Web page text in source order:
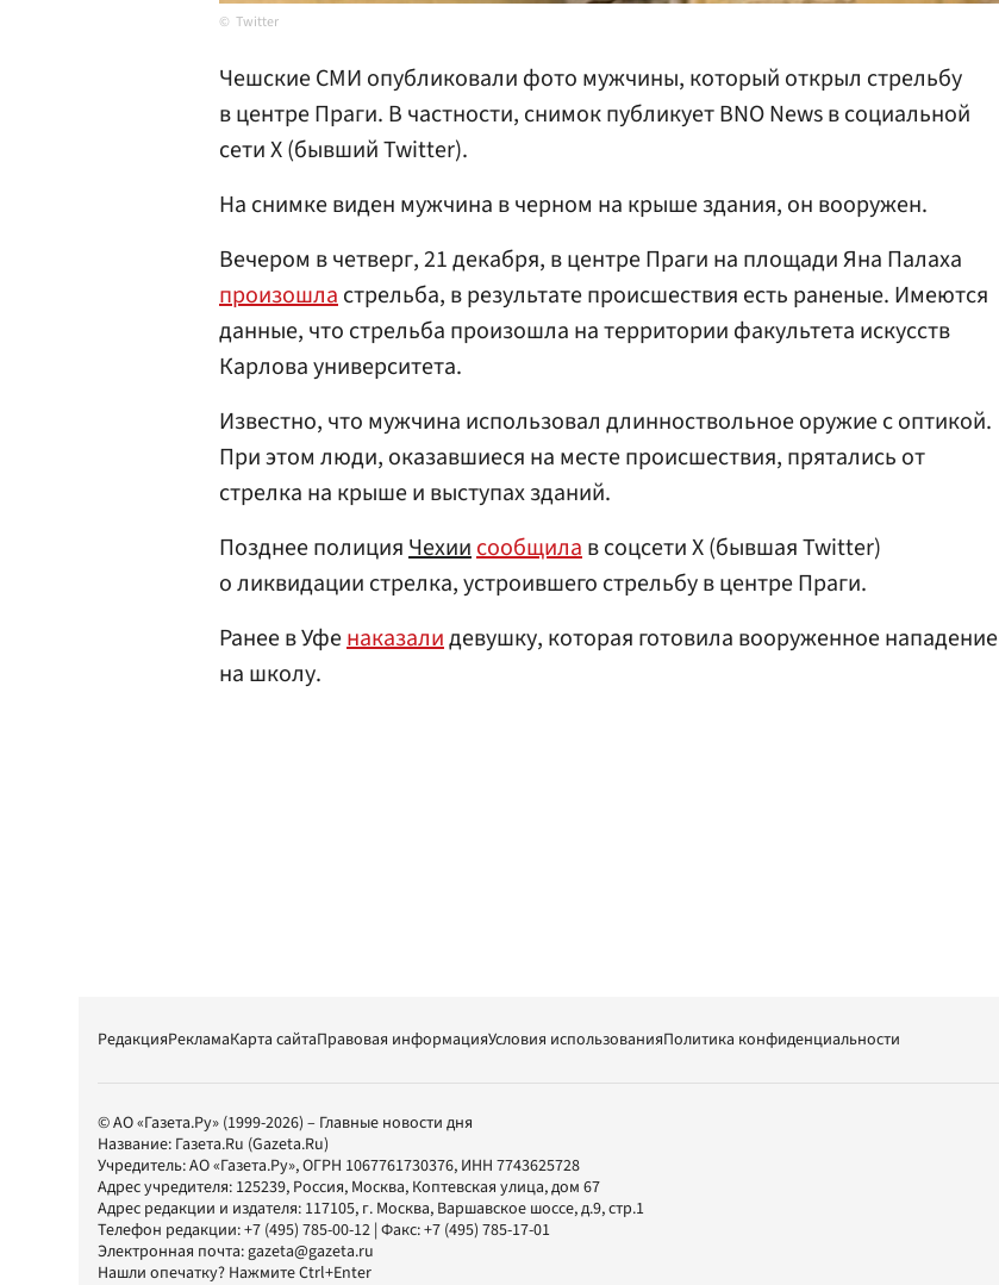
Twitter
Чешские СМИ опубликовали фото мужчины, который открыл стрельбу
в центре Праги. В частности, снимок публикует BNO News в социальной
сети X (бывший Twitter).
На снимке виден мужчина в черном на крыше здания, он вооружен.
Вечером в четверг, 21 декабря, в центре Праги на площади Яна Палаха
произошластрельба, в результате происшествия есть раненые. Имеются
данные, что стрельба произошла на территории факультета искусств
Карлова университета.
Известно, что мужчина использовал длинноствольное оружие с оптикой.
При этом люди, оказавшиеся на месте происшествия, прятались от
стрелка на крыше и выступах зданий.
Позднее полицияЧехиисообщилав соцсети X (бывшая Twitter)
о ликвидации стрелка, устроившего стрельбу в центре Праги.
Ранее в Уфенаказалидевушку, которая готовила вооруженное нападение
на школу.
РедакцияРекламаКарта сайтаПравовая информацияУсловия использованияПолитика конфиденциальности
© АО «Газета.Ру» (1999-2026) – Главные новости дня
Название: Газета.Ru (Gazeta.Ru)
Учредитель:АО «Газета.Ру», ОГРН 1067761730376, ИНН 7743625728
Адрес учредителя: 125239, Россия, Москва, Коптевская улица, дом 67
Адрес редакции и издателя: 117105, г. Москва, Варшавское шоссе, д.9, стр.1
Телефон редакции:+7 (495) 785-00-12 | Факс:+7 (495) 785-17-01
Электронная почта:gazeta@gazeta.ru
Нашли опечатку? Нажмите Ctrl+Enter